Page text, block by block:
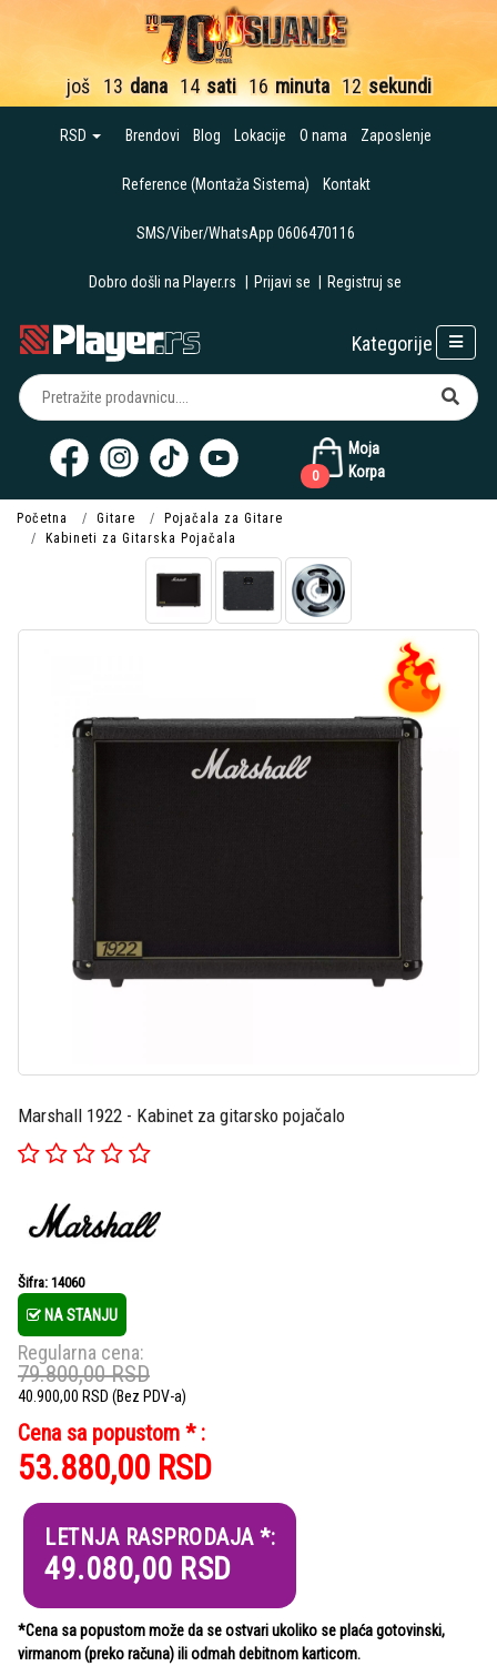
još 13 dana 14 sati 16 minuta 12 sekundi
RSD Brendovi Blog Lokacije O nama Zaposlenje
Reference (Montaža Sistema) Kontakt
SMS/Viber/WhatsApp 0606470116
Dobro došli na Player.rs Prijavi se Registruj se
Moja
Korpa
0
Kategorije
Početna Gitare
Pojačala za Gitare
Kabineti za Gitarska Pojačala
Marshall 1922 - Kabinet za gitarsko pojačalo
Šifra: 14060
NA STANJU
Regularna cena:
79.800,00RSD
40.900,00 RSD (Bez PDV-a)
Cena sa popustom * :
53.880,00 RSD
LETNJA RASPRODAJA *:
49.080,00 RSD
*Cena sa popustom može da se ostvari ukoliko se plaća gotovinski,
virmanom (preko računa) ili odmah debitnom karticom.